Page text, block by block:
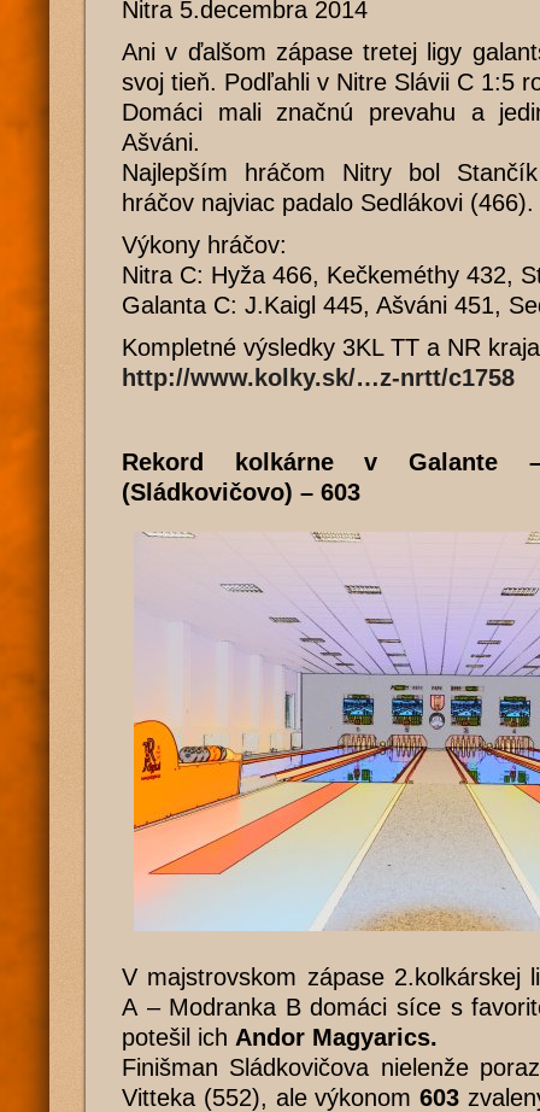
Nitra 5.decembra 2014
Ani v ďalšom zápase tretej ligy
svoj tieň. Podľahli v Nitre Slávii C 1:5
Domáci mali značnú prevahu a
Ašváni.
Najlepším hráčom Nitry bol
hráčov najviac padalo Sedlákovi (466).
Výkony hráčov:
Nitra C: Hyža 466, Kečkeméthy 432,
Galanta C: J.Kaigl 445, Ašváni 451,
Kompletné výsledky 3KL TT a NR
http://www.kolky.sk/…z-nrtt/c1758
Rekord kolkárne v Galante
(Sládkovičovo) – 603
V majstrovskom zápase 2.kolkárskej
A – Modranka B domáci síce s
potešil ich Andor Magyarics.
Finišman Sládkovičova nielenže
Vitteka (552), ale výkonom 603